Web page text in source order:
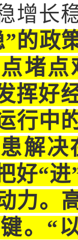
增长
的政
堵
挥好
行中
解
好“
力。
。“